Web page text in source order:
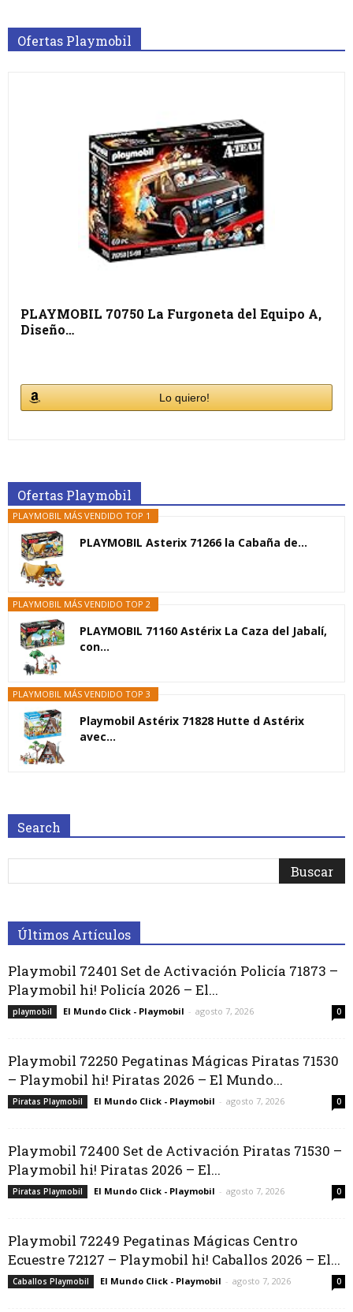
Ofertas Playmobil
PLAYMOBIL 70750 La Furgoneta del Equipo A,
Diseño…
Lo quiero!
Ofertas Playmobil
PLAYMOBIL MÁS VENDIDO TOP 1
PLAYMOBIL Asterix 71266 la Cabaña de...
PLAYMOBIL MÁS VENDIDO TOP 2
PLAYMOBIL 71160 Astérix La Caza del Jabalí,
con...
PLAYMOBIL MÁS VENDIDO TOP 3
Playmobil Astérix 71828 Hutte d Astérix
avec...
Search
Últimos Artículos
Playmobil 72401 Set de Activación Policía 71873 –
Playmobil hi! Policía 2026 – El...
playmobil El Mundo Click - Playmobil - agosto 7, 2026 0
Playmobil 72250 Pegatinas Mágicas Piratas 71530
– Playmobil hi! Piratas 2026 – El Mundo...
Piratas Playmobil El Mundo Click - Playmobil - agosto 7, 2026 0
Playmobil 72400 Set de Activación Piratas 71530 –
Playmobil hi! Piratas 2026 – El...
Piratas Playmobil El Mundo Click - Playmobil - agosto 7, 2026 0
Playmobil 72249 Pegatinas Mágicas Centro
Ecuestre 72127 – Playmobil hi! Caballos 2026 – El...
Caballos Playmobil El Mundo Click - Playmobil - agosto 7, 2026 0